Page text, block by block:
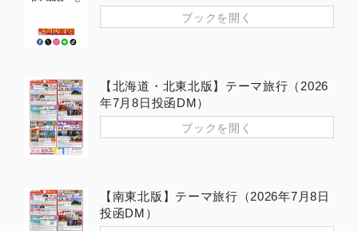
ブックを開く
【北海道・北東北版】テーマ旅行（2026
年7月8日投函DM）
ブックを開く
【南東北版】テーマ旅行（2026年7月8日
投函DM）